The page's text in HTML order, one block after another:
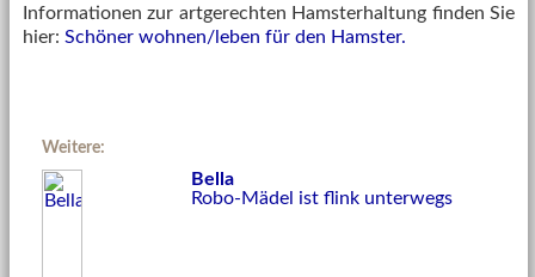
Informationen zur artgerechten Hamsterhaltung finden Sie
hier: Schöner wohnen/leben für den Hamster.
Weitere:
Bella
Robo-Mädel ist flink unterwegs